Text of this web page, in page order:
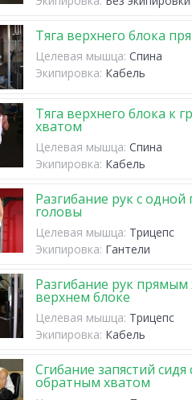
Тяга верхнего блока
Целевая мышца: Спина
Экипировка: Кабель
Тяга верхнего блока к
хватом
Целевая мышца: Спина
Экипировка: Кабель
Разгибание рук с одной
головы
Целевая мышца: Трицепс
Экипировка: Гантели
Разгибание рук прямым
верхнем блоке
Целевая мышца: Трицепс
Экипировка: Кабель
Сгибание запястий
обратным хватом